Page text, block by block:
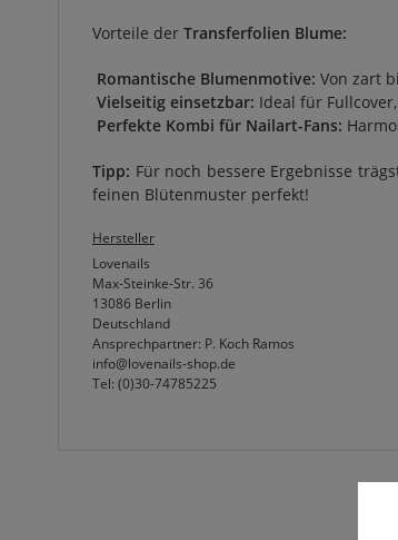
Vorteile der Transferfolien Blume:
Romantische Blumenmotive: Von zart
Vielseitig einsetzbar: Ideal für
Perfekte Kombi für Nailart-Fans:
Tipp: Für noch bessere Ergebnisse
feinen Blütenmuster perfekt!
Hersteller
Lovenails
Max-Steinke-Str. 36
13086 Berlin
Deutschland
Ansprechpartner: P. Koch Ramos
info@lovenails-shop.de
Tel: (0)30-74785225